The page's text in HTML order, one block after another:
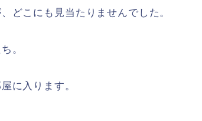
どこにも見当たりませんでした。
。
に入ります。